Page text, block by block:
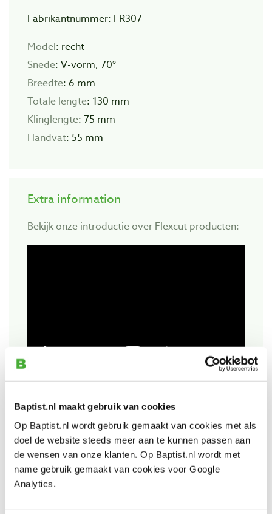
Baptist.nl maakt gebruik van cookies
Op Baptist.nl wordt gebruik gemaakt van cookies met als
doel de website steeds meer aan te kunnen passen aan
de wensen van onze klanten. Op Baptist.nl wordt met
name gebruik gemaakt van cookies voor Google
Analytics.
Fabrikantnummer: FR307
Model: recht
Snede: V-vorm, 70°
Breedte: 6 mm
Totale lengte: 130 mm
Klinglengte: 75 mm
Handvat: 55 mm
Extra information
Bekijk onze introductie over Flexcut producten:
Also view
Flexcut FR603 rechte handpalmguts / 70°
v-vorm 3 mm
€ 28,30 incl. VAT